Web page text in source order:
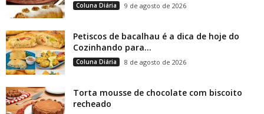
Coluna Diária 9 de agosto de 2026
Petiscos de bacalhau é a dica de hoje do
Cozinhando para...
Coluna Diária 8 de agosto de 2026
Torta mousse de chocolate com biscoito
recheado